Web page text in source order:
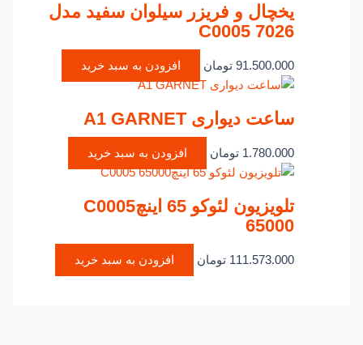
یخچال و فریزر سیلوان سفید مدل
C0005 7026
91.500.000 تومان افزودن به سبد خرید
ساعت دیواری A1 GARNET
1.780.000 تومان افزودن به سبد خرید
تلویزیون لئوکو 65 اینچC0005
65000
111.573.000 تومان افزودن به سبد خرید